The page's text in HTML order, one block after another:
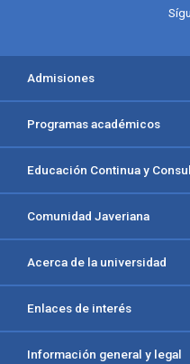
Menú principal del
Admisiones
Programas académicos
Educación Continua y
Comunidad Javeriana
Acerca de la universidad
Enlaces de interés
Información general y legal